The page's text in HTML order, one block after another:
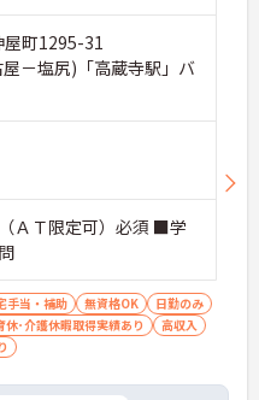
屋町1295-31
－塩尻)「高蔵寺駅」バ
ＡＴ限定可）必須 ■学
手当・補助 無資格OK
日勤のみ
休･介護休暇取得実績あり
高収入